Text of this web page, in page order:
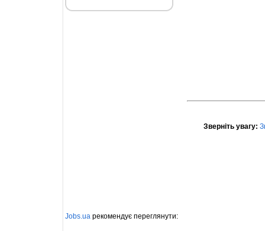
Зверніть увагу:
Jobs.ua рекомендує переглянути: